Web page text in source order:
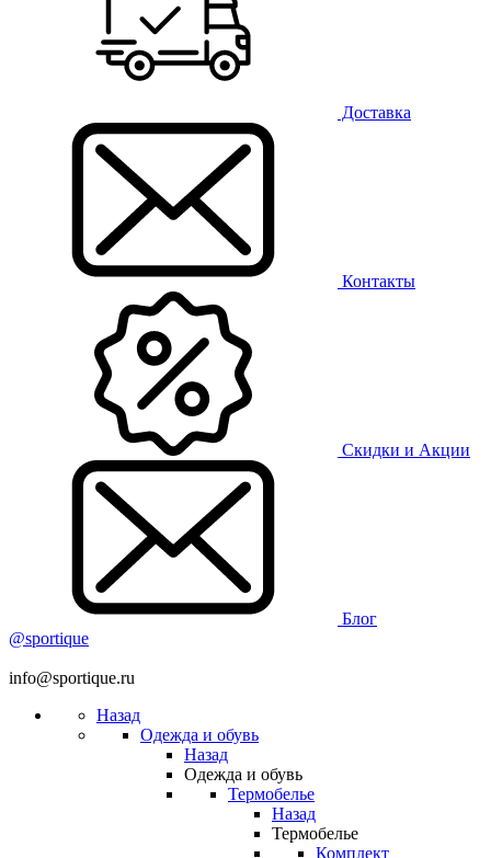
Доставка
Контакты
Скидки и Акции
Блог
@sportique
info@sportique.ru
Назад
Одежда и обувь
Назад
Одежда и обувь
Термобелье
Назад
Термобелье
Комплект